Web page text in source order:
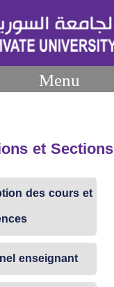
Menu
et Sections
des cours et
enseignant